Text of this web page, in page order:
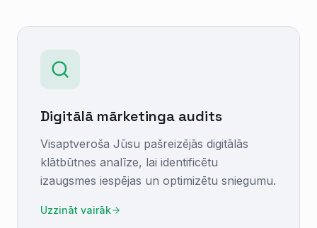
Digitālā mārketinga audits
Visaptveroša Jūsu pašreizējās digitālās
klātbūtnes analīze, lai identificētu
izaugsmes iespējas un optimizētu sniegumu.
Uzzināt vairāk